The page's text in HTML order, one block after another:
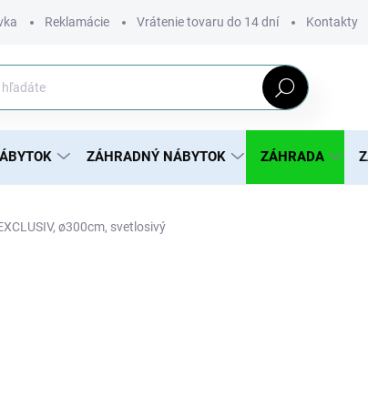
Reklamácie Vrátenie tovaru do 14 dní Kontakty
Hľadať
ZÁHRADNÝ NÁBYTOK ZÁHRADA
ø300cm, svetlosivý